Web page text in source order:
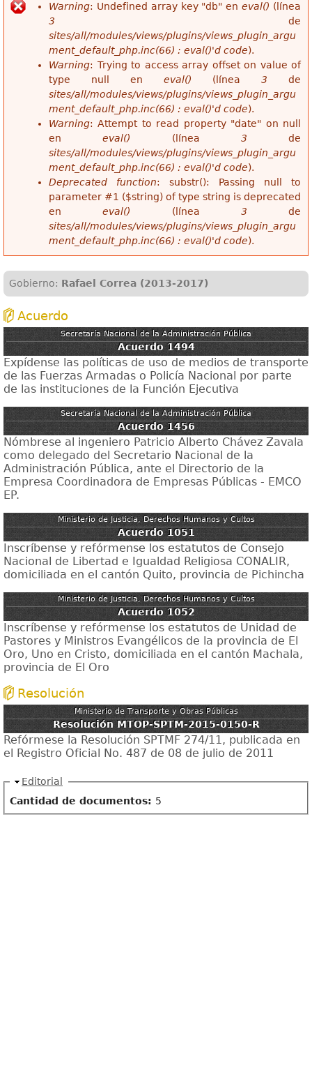
Mensaje de error
Warning: Undefined array key "db" eneval() (línea
3 de
sites/all/modules/views/plugins/views_plugin_argu
ment_default_php.inc(66) : eval()'d code).
Warning: Trying to access array offset on value of
type null en eval() (línea 3 de
sites/all/modules/views/plugins/views_plugin_argu
ment_default_php.inc(66) : eval()'d code).
Warning: Attempt to read property "date" on null
eneval() (línea 3 de
sites/all/modules/views/plugins/views_plugin_argu
ment_default_php.inc(66) : eval()'d code).
Deprecated function: substr(): Passing null to
parameter #1 ($string) of type string is deprecated
eneval() (línea 3 de
sites/all/modules/views/plugins/views_plugin_argu
ment_default_php.inc(66) : eval()'d code).
Gobierno: Rafael Correa (2013-2017)
Acuerdo
Secretaría Nacional de la Administración Pública
Acuerdo 1494
Expídense las políticas de uso de medios de transporte
de las Fuerzas Armadas o Policía Nacional por parte
de las instituciones de la Función Ejecutiva
Secretaría Nacional de la Administración Pública
Acuerdo 1456
Nómbrese al ingeniero Patricio Alberto Chávez Zavala
como delegado del Secretario Nacional de la
Administración Pública, ante el Directorio de la
Empresa Coordinadora de Empresas Públicas - EMCO
EP.
Ministerio de Justicia, Derechos Humanos y Cultos
Acuerdo 1051
Inscríbense y refórmense los estatutos de Consejo
Nacional de Libertad e Igualdad Religiosa CONALIR,
domiciliada en el cantón Quito, provincia de Pichincha
Ministerio de Justicia, Derechos Humanos y Cultos
Acuerdo 1052
Inscríbense y refórmense los estatutos de Unidad de
Pastores y Ministros Evangélicos de la provincia de El
Oro, Uno en Cristo, domiciliada en el cantón Machala,
provincia de El Oro
Resolución
Ministerio de Transporte y Obras Públicas
Resolución MTOP-SPTM-2015-0150-R
Refórmese la Resolución SPTMF 274/11, publicada en
el Registro Oficial No. 487 de 08 de julio de 2011
Ocultar
Editorial
Cantidad de documentos: 5